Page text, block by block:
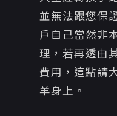
並無法跟您保
戶自己當然非
理，若再透由
費用，這點請
羊身上。